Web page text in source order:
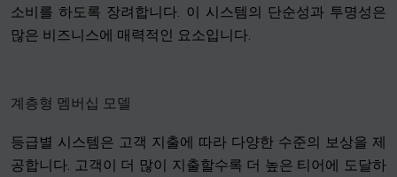
소비를 하도록 장려합니다. 이 시스템의 단순성과 투명성은
많은 비즈니스에 매력적인 요소입니다.
계층형 멤버십 모델
등급별 시스템은 고객 지출에 따라 다양한 수준의 보상을 제
공합니다. 고객이 더 많이 지출할수록 더 높은 티어에 도달하